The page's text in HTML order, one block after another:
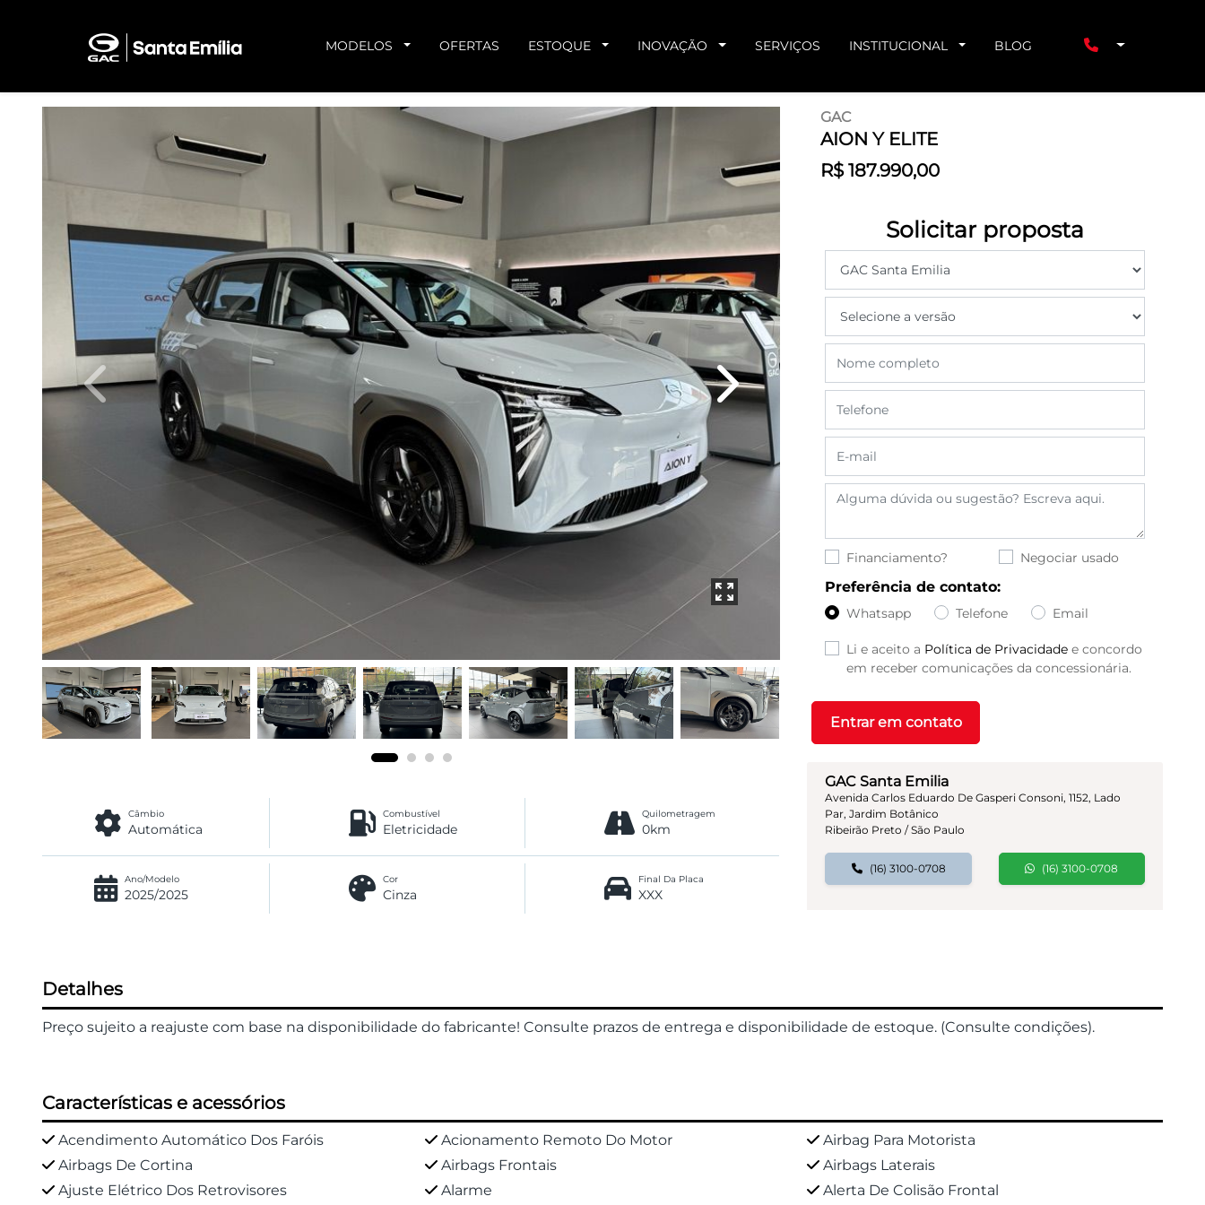
MODELOS OFERTAS ESTOQUE INOVAÇÃO SERVIÇOS INSTITUCIONAL BLOG
GAC
AION Y ELITE
R$ 187.990,00
GAC Santa Emilia
Avenida Carlos Eduardo De Gasperi Consoni, 1152, Lado
Par, Jardim Botânico
Ribeirão Preto / São Paulo
(16) 3100-0708 (16) 3100-0708
Solicitar proposta
Financiamento? Negociar usado
Preferência de contato:
Whatsapp Telefone Email
Li e aceito a Política de Privacidade e concordo
em receber comunicações da concessionária.
Entrar em contato
Previous Next
Câmbio
Automática
Combustível
Eletricidade
Quilometragem
0km
Ano/Modelo
2025/2025
Cor
Cinza
Final Da Placa
XXX
Detalhes
Preço sujeito a reajuste com base na disponibilidade do fabricante! Consulte prazos de entrega e disponibilidade de estoque. (Consulte condições).
Características e acessórios
Acendimento Automático Dos Faróis Acionamento Remoto Do Motor
Airbag Para Motorista
Airbags De Cortina
Airbags Frontais
Airbags Laterais
Ajuste Elétrico Dos Retrovisores
Alarme
Alerta De Colisão Frontal